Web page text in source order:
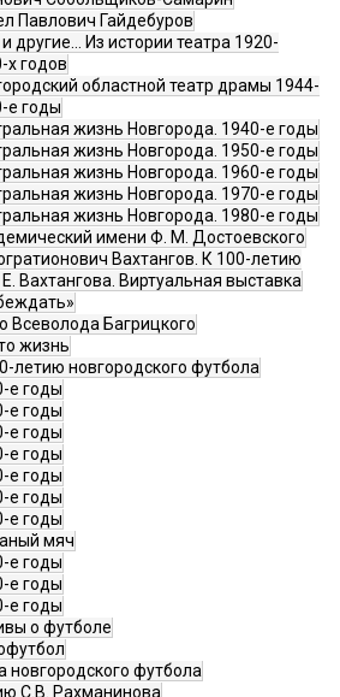
Павлович Гайдебуров
другие… Из истории театра 1920-
х годов
областной театр драмы 1944-
е годы
жизнь Новгорода. 1940-е годы
жизнь Новгорода. 1950-е годы
жизнь Новгорода. 1960-е годы
жизнь Новгорода. 1970-е годы
жизнь Новгорода. 1980-е годы
имени Ф. М. Достоевского
Вахтангов. К 100-летию
Вахтангова. Виртуальная выставка
Всеволода Багрицкого
жизнь
летию новгородского футбола
е годы
е годы
е годы
е годы
е годы
е годы
е годы
мяч
е годы
е годы
е годы
о футболе
новгородского футбола
С.В. Рахманинова